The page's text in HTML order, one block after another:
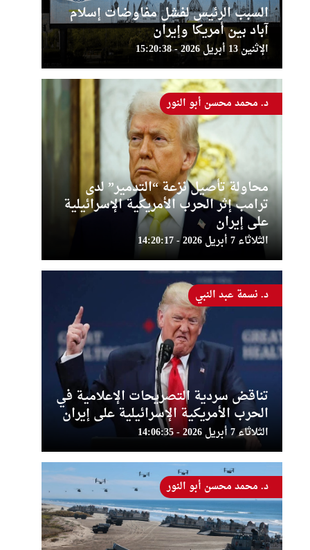
السبب الرئيس لفشل مفاوضات إسلام
آباد بين أمريكا وإيران
الإثنين 13 أبريل 2026 - 15:20:38
محاولة تأصيل نزعة “التدمير” لدى
ترامب إثر الحرب الأمريكية الإسرائيلية
على إيران
الثلاثاء 7 أبريل 2026 - 14:20:17
د. محمد محسن أبو النور
تناقض سردية التصريحات الإعلامية في
الحرب الأمريكية الإسرائيلية على إيران
الثلاثاء 7 أبريل 2026 - 14:06:35
د. نسمة عبد النبي
د. محمد محسن أبو النور